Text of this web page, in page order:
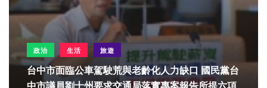
政治 生活 旅遊
台中市面臨公車駕駛荒與老齡化人力缺口 國民黨台
中市議員劉士州要求交通局落實專案報告所提六項